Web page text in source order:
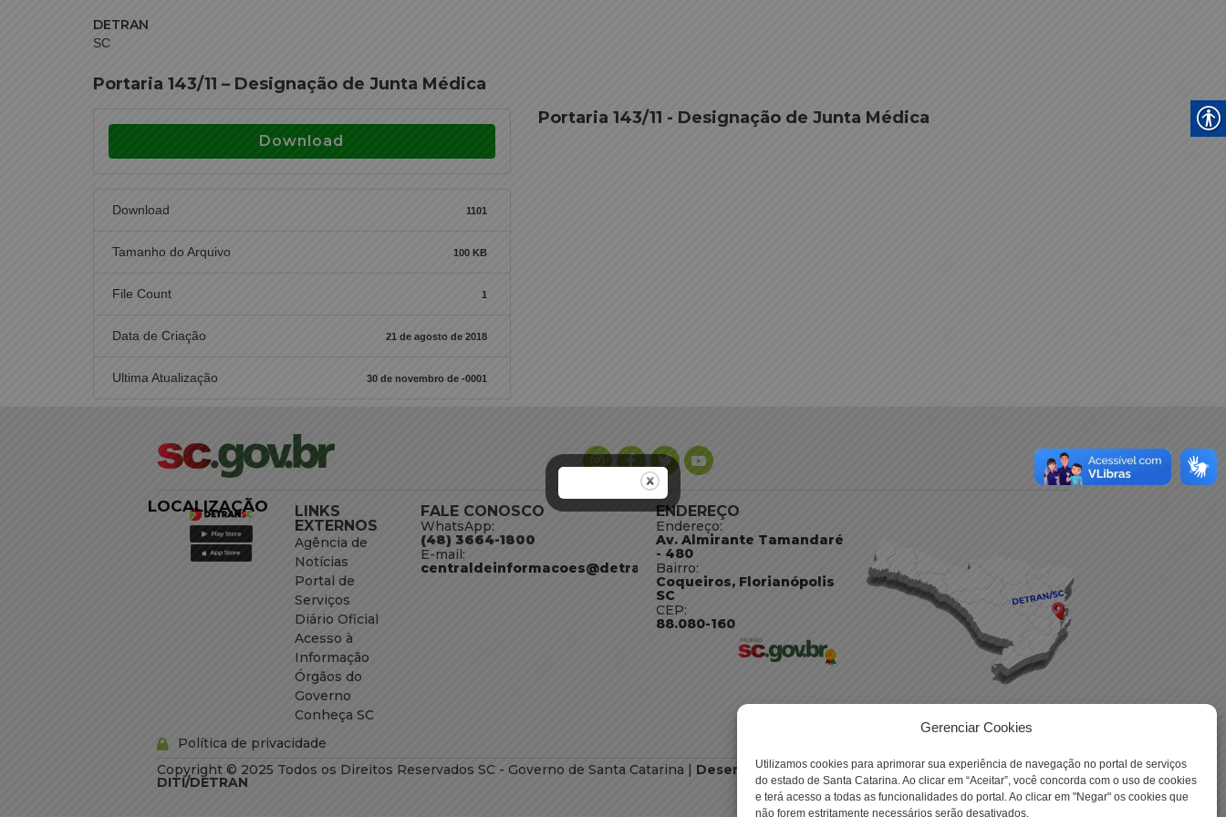
Gerenciar Cookies
Utilizamos cookies para aprimorar sua experiência de navegação no portal de serviços
do estado de Santa Catarina. Ao clicar em “Aceitar”, você concorda com o uso de cookies
e terá acesso a todas as funcionalidades do portal. Ao clicar em "Negar" os cookies que
não forem estritamente necessários serão desativados.
DETRAN
SC
Portaria 143/11 – Designação de Junta Médica
Download
Download 1101
Tamanho do Arquivo 100 KB
File Count 1
Data de Criação 21 de agosto de 2018
Ultima Atualização 30 de novembro de -0001
Portaria 143/11 - Designação de Junta Médica
LINKS
EXTERNOS
Agência de
Notícias
Portal de
Serviços
Diário Oficial
Acesso à
Informação
Órgãos do
Governo
Conheça SC
FALE CONOSCO
WhatsApp:
(48) 3664-1800
E-mail:
centraldeinformacoes@detran.sc.gov.br
ENDEREÇO
Endereço:
Av. Almirante Tamandaré
- 480
Bairro:
Coqueiros, Florianópolis
SC
CEP:
88.080-160
Política de privacidade
LOCALIZAÇÃO
Copyright © 2025 Todos os Direitos Reservados SC - Governo de Santa Catarina | Desenvolvimento -
DITI/DETRAN